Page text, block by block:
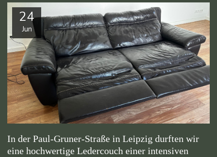
24
Jun
In der Paul-Gruner-Straße in Leipzig durften wir
eine hochwertige Ledercouch einer intensiven